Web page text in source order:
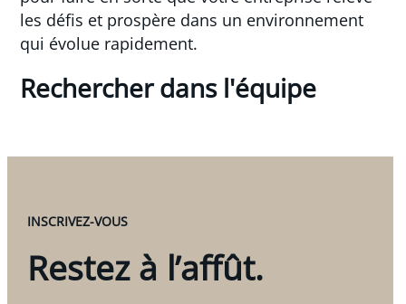
les défis et prospère dans un environnement
qui évolue rapidement.
Rechercher dans l'équipe
INSCRIVEZ-VOUS
Restez à l’affût.